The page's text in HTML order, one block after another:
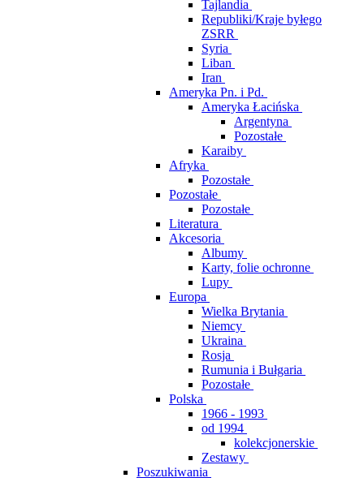
Tajlandia
Republiki/Kraje byłego
ZSRR
Syria
Liban
Iran
Ameryka Pn. i Pd.
Ameryka Łacińska
Argentyna
Pozostałe
Karaiby
Afryka
Pozostałe
Pozostałe
Pozostałe
Literatura
Akcesoria
Albumy
Karty, folie ochronne
Lupy
Europa
Wielka Brytania
Niemcy
Ukraina
Rosja
Rumunia i Bułgaria
Pozostałe
Polska
1966 - 1993
od 1994
kolekcjonerskie
Zestawy
Poszukiwania